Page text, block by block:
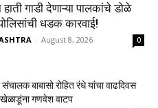
हाती गाडी देणाऱ्या पालकांचे डोळे
धडक कारवाई!
- August 8, 2026 0
संचालक बाबासो रोहित रंधे यांचा वाढदिवस
गणवेश वाटप